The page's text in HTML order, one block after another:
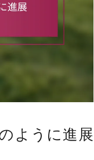
ように進展